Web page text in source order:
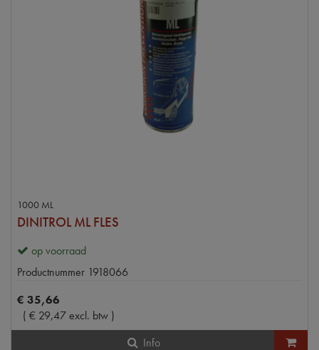
1000 ML
DINITROL ML FLES
op voorraad
Productnummer 1918066
€ 35,66
( € 29,47excl. btw )
Info